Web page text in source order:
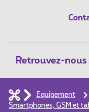
Retrouvez-nous
Equipement
Smartphones, GSM et